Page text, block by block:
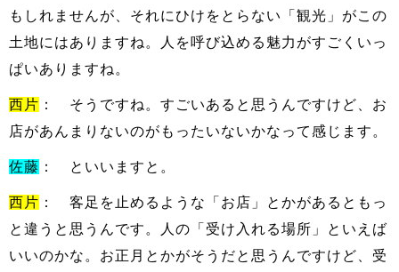
もしれませんが、それにひけをとらない「観光」がこの
土地にはありますね。人を呼び込める魅力がすごくいっ
ぱいありますね。
西片 ： そうですね。すごいあると思うんですけど、お
店があんまりないのがもったいないかなって感じます。
佐藤 ： といいますと。
西片 ： 客足を止めるような「お店」とかがあるともっ
と違うと思うんです。人の「受け入れる場所」といえば
いいのかな。お正月とかがそうだと思うんですけど、受